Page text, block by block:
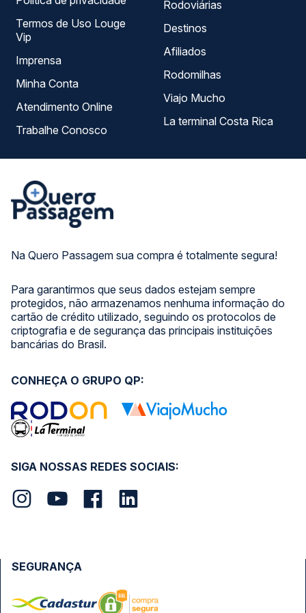
Na Quero Passagem sua compra é totalmente segura!
Para garantirmos que seus dados estejam sempre
protegidos, não armazenamos nenhuma informação do
cartão de crédito utilizado, seguindo os protocolos de
criptografia e de segurança das principais instituições
bancárias do Brasil.
Termos de Uso Louge
Vip
Imprensa
Minha Conta
Atendimento Online
Trabalhe Conosco
Rodoviárias
Destinos
Afiliados
Rodomilhas
Viajo Mucho
La terminal Costa Rica
SIGA NOSSAS REDES SOCIAIS:
CONHEÇA O GRUPO QP:
SEGURANÇA